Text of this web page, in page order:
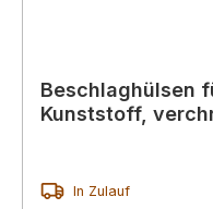
Beschlaghülsen
Kunststoff,
In Zulauf